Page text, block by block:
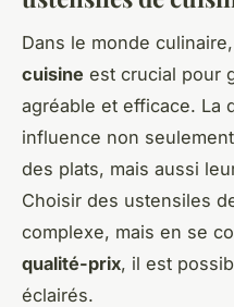
Dans le monde
cuisine est crucial pour
agréable et efficace. La
influence non
des plats, mais aussi
Choisir des ustensiles
complexe, mais en se
qualité-prix, il est
éclairés.